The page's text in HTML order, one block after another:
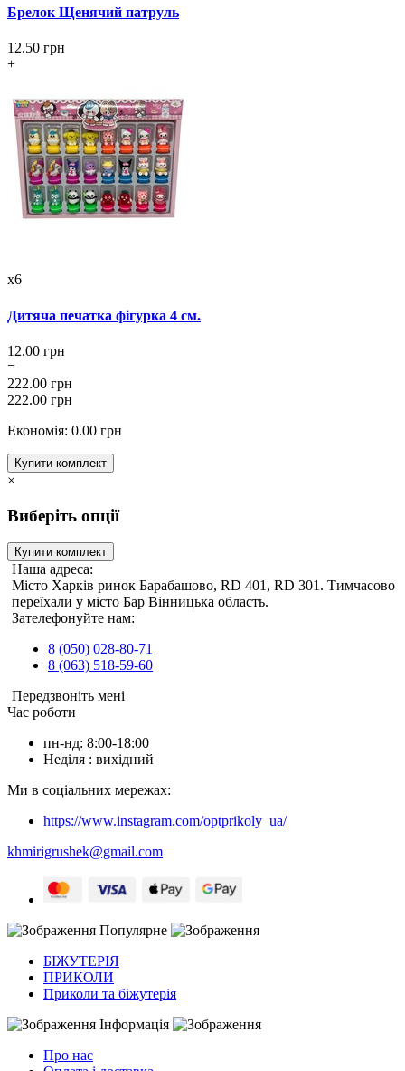
Брелок Щенячий патруль
12.50 грн
+
x6
Дитяча печатка фігурка 4 см.
12.00 грн
=
222.00 грн
222.00 грн
Економія: 0.00 грн
Купити комплект
×
Виберіть опції
Купити комплект
Наша адреса:
Місто Харків ринок Барабашово, RD 401, RD 301. Тимчасово
переїхали у місто Бар Вінницька область.
Зателефонуйте нам:
8 (050) 028-80-71
8 (063) 518-59-60
Передзвоніть мені
Час роботи
пн-нд: 8:00-18:00
Неділя : вихідний
Ми в соціальних мережах:
https://www.instagram.com/optprikoly_ua/
khmirigrushek@gmail.com
Популярне
БІЖУТЕРІЯ
ПРИКОЛИ
Приколи та біжутерія
Інформація
Про нас